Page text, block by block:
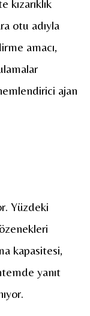
otu adıyla
amacı,
ajan
Yüzdeki
kapasitesi,
yanıt